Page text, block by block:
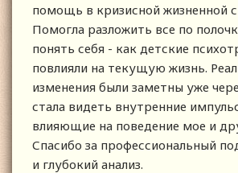
помощь в кризисной жизненной
Помогла разложить все по
понять себя - как детские
повлияли на текущую жизнь.
изменения были заметны уже
стала видеть внутренние
влияющие на поведение мое и
Спасибо за профессиональный
и глубокий анализ.